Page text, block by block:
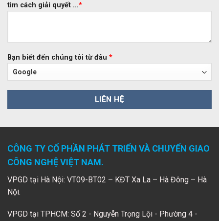
tìm cách giải quyết ...*
Bạn biết đến chúng tôi từ đâu *
CÔNG TY CỔ PHẦN PHÁT TRIỂN VÀ CHUYỂN GIAO
CÔNG NGHỆ VIỆT NAM.
VPGD tại Hà Nội: VT09-BT02 – KĐT Xa La – Hà Đông – Hà
Nội.
VPGD tại TPHCM: Số 2 - Nguyễn Trọng Lội - Phường 4 -